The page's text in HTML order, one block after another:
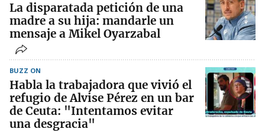
La disparatada petición de una
madre a su hija: mandarle un
mensaje a Mikel Oyarzabal
BUZZ ON
Habla la trabajadora que vivió el
refugio de Alvise Pérez en un bar
de Ceuta: "Intentamos evitar
una desgracia"